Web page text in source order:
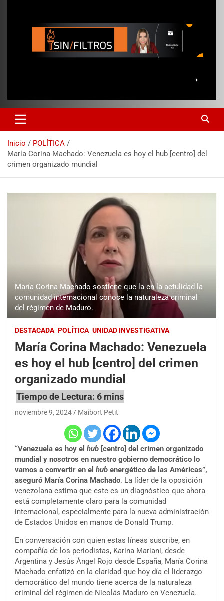
Inicio
POLÍTICA
María Corina Machado: Venezuela es hoy el hub [centro] del
crimen organizado mundial
María Corina Machado sostiene que la en la actulidad la
comunidad internacional conoce la naturaleza criminal
del régimen de Maduro.
DESTACADA POLÍTICA UNIDAD INVESTIGATIVA
María Corina Machado: Venezuela
es hoy el hub [centro] del crimen
organizado mundial
noviembre 9, 2024 Maibort Petit
“Venezuela es hoy el hub [centro] del crimen organizado
mundial y nosotros en nuestro gobierno democrático lo
vamos a convertir en el hub energético de las Américas”,
aseguró María Corina Machado. La líder de la oposición
venezolana estima que este es un diagnóstico que ahora
está completamente claro para la comunidad
internacional, especialmente para la nueva administración
de Estados Unidos en manos de Donald Trump.
En conversación con quien estas líneas suscribe, en
compañía de los periodistas, Karina Mariani, desde
Argentina y Jesús Ángel Rojo desde España, María Corina
Machado enfatizó en la claridad que hoy día el liderazgo
democrático del mundo tiene acerca de la naturaleza
criminal del régimen de Nicolás Maduro en Venezuela.